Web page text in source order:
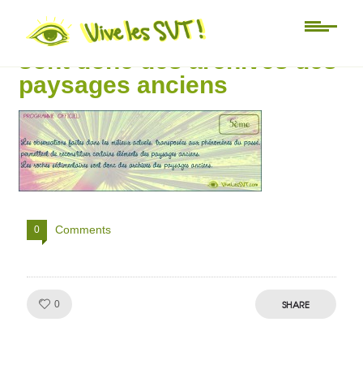
Les roches sédimentaires
sont donc des archives des
paysages anciens
0 Comments
0 SHARE